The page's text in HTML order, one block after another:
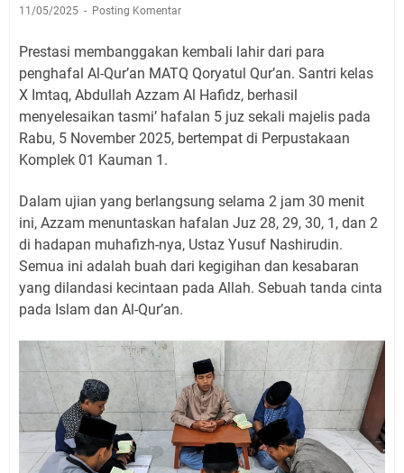
11/05/2025 Posting Komentar
Prestasi membanggakan kembali lahir dari para
penghafal Al-Qur’an MATQ Qoryatul Qur’an. Santri kelas
X Imtaq, Abdullah Azzam Al Hafidz, berhasil
menyelesaikan tasmi’ hafalan 5 juz sekali majelis pada
Rabu, 5 November 2025, bertempat di Perpustakaan
Komplek 01 Kauman 1.
Dalam ujian yang berlangsung selama 2 jam 30 menit
ini, Azzam menuntaskan hafalan Juz 28, 29, 30, 1, dan 2
di hadapan muhafizh-nya, Ustaz Yusuf Nashirudin.
Semua ini adalah buah dari kegigihan dan kesabaran
yang dilandasi kecintaan pada Allah. Sebuah tanda cinta
pada Islam dan Al-Qur’an.